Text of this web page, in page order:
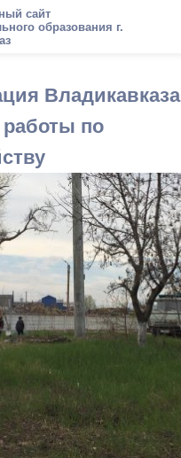
сайт
образования г.
Владикавказа
по